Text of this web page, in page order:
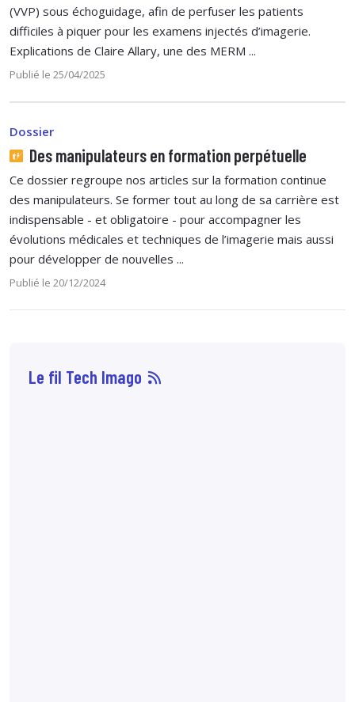
(VVP) sous échoguidage, afin de perfuser les patients
difficiles à piquer pour les examens injectés d’imagerie.
Explications de Claire Allary, une des MERM ...
Publié le 25/04/2025
Dossier
Des manipulateurs en formation perpétuelle
Ce dossier regroupe nos articles sur la formation continue
des manipulateurs. Se former tout au long de sa carrière est
indispensable - et obligatoire - pour accompagner les
évolutions médicales et techniques de l’imagerie mais aussi
pour développer de nouvelles ...
Publié le 20/12/2024
Le fil Tech Imago